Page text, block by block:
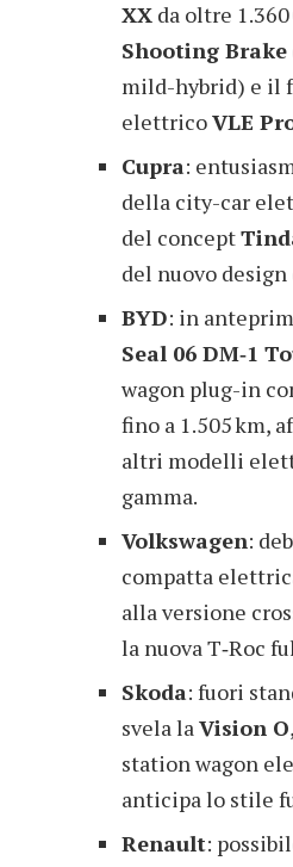
XX da oltre 1.360
Shooting Brake
mild-hybrid) e il
elettricoVLE
Cupra:
della city-car
del concept
del nuovo
BYD: in
Seal 06 DM‑1
wagon plug-in
fino a 1.505 km,
altri modelli
gamma.
Volkswagen:
compatta
alla versione
la nuova T‑Roc
Skoda: fuori
svela laVision O
station wagon
anticipa lo stile
Renault: